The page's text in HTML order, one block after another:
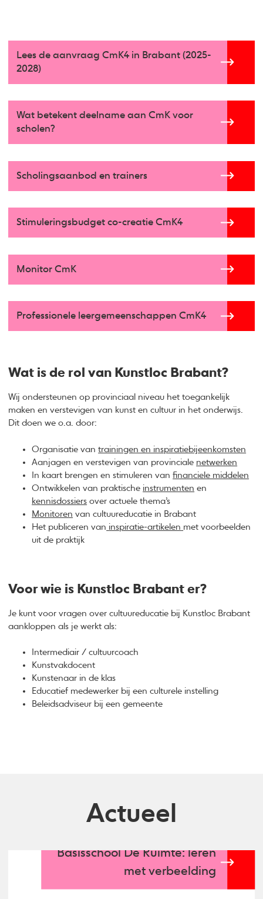
Lees de aanvraag CmK4 in Brabant (2025-
2028)
Wat betekent deelname aan CmK voor
scholen?
Scholingsaanbod en trainers
Stimuleringsbudget co-creatie CmK4
Monitor CmK
Professionele leergemeenschappen CmK4
Wat is de rol van Kunstloc Brabant?
Wij ondersteunen op provinciaal niveau het toegankelijk
maken en verstevigen van kunst en cultuur in het onderwijs.
Dit doen we o.a. door:
Organisatie vantrainingen en inspiratiebijeenkomsten
Aanjagen en verstevigen van provinciale netwerken
In kaart brengen en stimuleren vanfinanciele middelen
Ontwikkelen van praktische instrumenten en
kennisdossiers over actuele thema’s
Monitoren van cultuureducatie in Brabant
Het publiceren van inspiratie-artikelen met voorbeelden
uit de praktijk
Voor wie is Kunstloc Brabant er?
Je kunt voor vragen over cultuureducatie bij Kunstloc Brabant
aankloppen als je werkt als:
Intermediair / cultuurcoach
Kunstvakdocent
Kunstenaar in de klas
Educatief medewerker bij een culturele instelling
Beleidsadviseur bij een gemeente
Actueel
Basisschool De Ruimte: leren
met verbeelding